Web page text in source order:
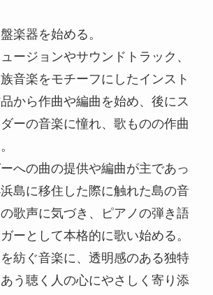
楽器を始める。
ージョンやサウンドトラック、
音楽をモチーフにしたインスト
から作曲や編曲を始め、後にス
ーの音楽に憧れ、歌ものの作曲
への曲の提供や編曲が主であっ
島に移住した際に触れた島の音
歌声に気づき、ピアノの弾き語
ーとして本格的に歌い始める。
紡ぐ音楽に、透明感のある独特
う聴く人の心にやさしく寄り添